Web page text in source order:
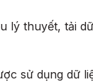
lý thuyết, tải
sử dụng dữ